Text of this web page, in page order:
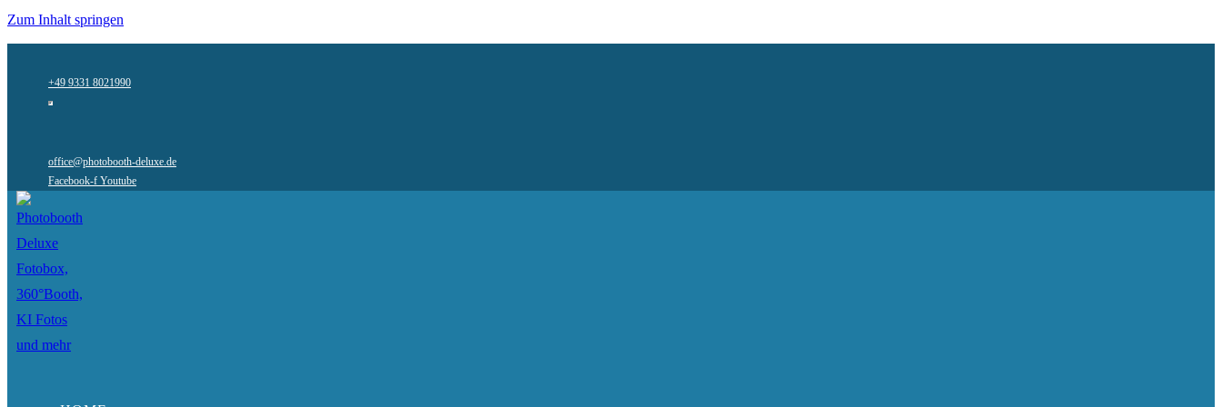
Zum Inhalt springen
+49 9331 8021990
office@photobooth-deluxe.de
Facebook-f Youtube